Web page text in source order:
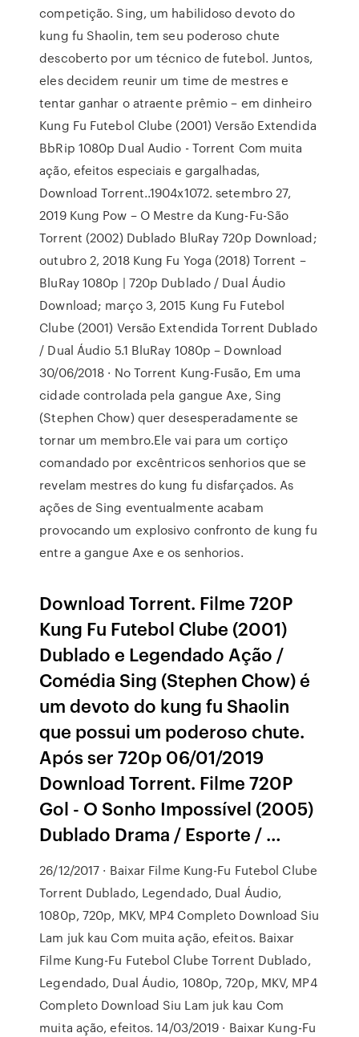
competição. Sing, um habilidoso devoto do
kung fu Shaolin, tem seu poderoso chute
descoberto por um técnico de futebol. Juntos,
eles decidem reunir um time de mestres e
tentar ganhar o atraente prêmio – em dinheiro
Kung Fu Futebol Clube (2001) Versão Extendida
BbRip 1080p Dual Audio - Torrent Com muita
ação, efeitos especiais e gargalhadas,
Download Torrent..1904x1072. setembro 27,
2019 Kung Pow – O Mestre da Kung-Fu-São
Torrent (2002) Dublado BluRay 720p Download;
outubro 2, 2018 Kung Fu Yoga (2018) Torrent –
BluRay 1080p | 720p Dublado / Dual Áudio
Download; março 3, 2015 Kung Fu Futebol
Clube (2001) Versão Extendida Torrent Dublado
/ Dual Áudio 5.1 BluRay 1080p – Download
30/06/2018 · No Torrent Kung-Fusão, Em uma
cidade controlada pela gangue Axe, Sing
(Stephen Chow) quer desesperadamente se
tornar um membro.Ele vai para um cortiço
comandado por excêntricos senhorios que se
revelam mestres do kung fu disfarçados. As
ações de Sing eventualmente acabam
provocando um explosivo confronto de kung fu
entre a gangue Axe e os senhorios.
Download Torrent. Filme 720P
Kung Fu Futebol Clube (2001)
Dublado e Legendado Ação /
Comédia Sing (Stephen Chow) é
um devoto do kung fu Shaolin
que possui um poderoso chute.
Após ser 720p 06/01/2019
Download Torrent. Filme 720P
Gol - O Sonho Impossível (2005)
Dublado Drama / Esporte / …
26/12/2017 · Baixar Filme Kung-Fu Futebol Clube
Torrent Dublado, Legendado, Dual Áudio,
1080p, 720p, MKV, MP4 Completo Download Siu
Lam juk kau Com muita ação, efeitos. Baixar
Filme Kung-Fu Futebol Clube Torrent Dublado,
Legendado, Dual Áudio, 1080p, 720p, MKV, MP4
Completo Download Siu Lam juk kau Com
muita ação, efeitos. 14/03/2019 · Baixar Kung-Fu